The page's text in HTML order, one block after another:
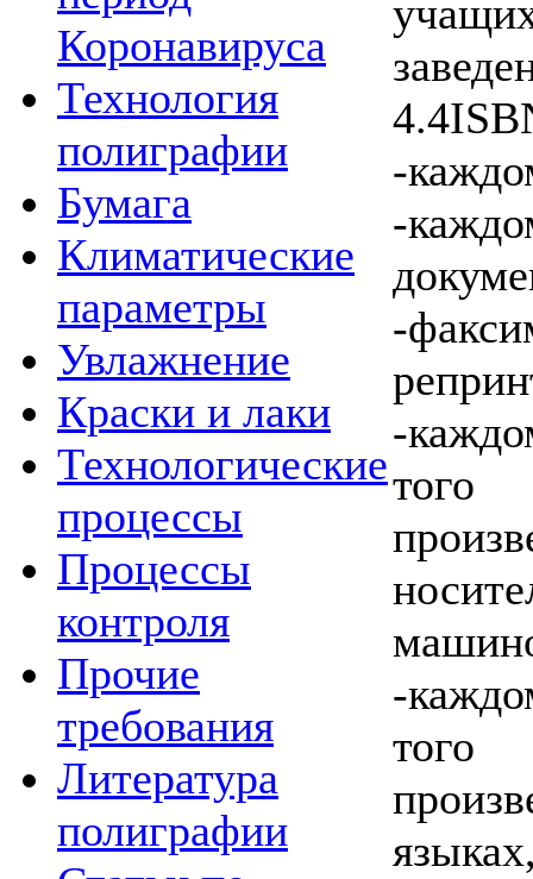
Коронавируса
Технология
полиграфии
Бумага
Климатические
параметры
Увлажнение
Краски и лаки
Технологические
процессы
Процессы
контроля
Прочие
требования
Литература
полиграфии
-
-
-
-
-